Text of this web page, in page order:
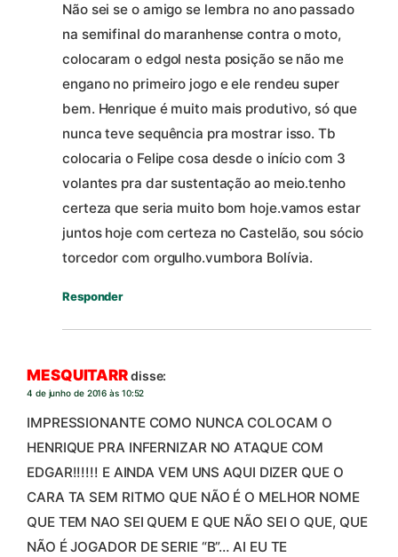
Não sei se o amigo se lembra no ano passado
na semifinal do maranhense contra o moto,
colocaram o edgol nesta posição se não me
engano no primeiro jogo e ele rendeu super
bem. Henrique é muito mais produtivo, só que
nunca teve sequência pra mostrar isso. Tb
colocaria o Felipe cosa desde o início com 3
volantes pra dar sustentação ao meio.tenho
certeza que seria muito bom hoje.vamos estar
juntos hoje com certeza no Castelão, sou sócio
torcedor com orgulho.vumbora Bolívia.
Responder
MESQUITARRdisse:
4 de junho de 2016 às 10:52
IMPRESSIONANTE COMO NUNCA COLOCAM O
HENRIQUE PRA INFERNIZAR NO ATAQUE COM
EDGAR!!!!!! E AINDA VEM UNS AQUI DIZER QUE O
CARA TA SEM RITMO QUE NÃO É O MELHOR NOME
QUE TEM NAO SEI QUEM E QUE NÃO SEI O QUE, QUE
NÃO É JOGADOR DE SERIE “B”… AI EU TE